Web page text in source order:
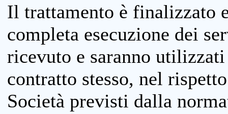
Il trattamento è finalizzato
completa esecuzione dei
ricevuto e saranno
contratto stesso, nel
Società previsti dalla